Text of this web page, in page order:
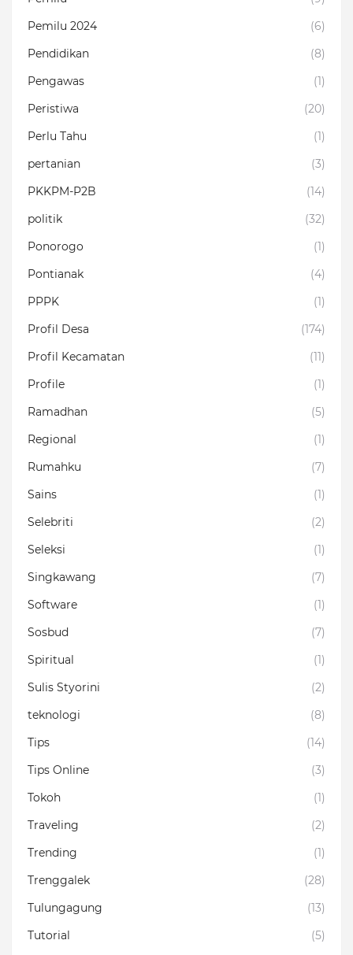
Pemilu 2024
(6)
Pendidikan
(8)
Pengawas
(1)
Peristiwa
(20)
Perlu Tahu
(1)
pertanian
(3)
PKKPM-P2B
(14)
politik
(32)
Ponorogo
(1)
Pontianak
(4)
PPPK
(1)
Profil Desa
(174)
Profil Kecamatan
(11)
Profile
(1)
Ramadhan
(5)
Regional
(1)
Rumahku
(7)
Sains
(1)
Selebriti
(2)
Seleksi
(1)
Singkawang
(7)
Software
(1)
Sosbud
(7)
Spiritual
(1)
Sulis Styorini
(2)
teknologi
(8)
Tips
(14)
Tips Online
(3)
Tokoh
(1)
Traveling
(2)
Trending
(1)
Trenggalek
(28)
Tulungagung
(13)
Tutorial
(5)